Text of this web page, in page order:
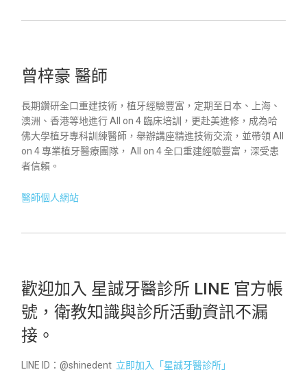
曾梓豪 醫師
長期鑽研全口重建技術，植牙經驗豐富，定期至日本、上海、
澳洲、香港等地進行 All on 4 臨床培訓，更赴美進修，成為哈
佛大學植牙專科訓練醫師，舉辦講座精進技術交流，並帶領 All
on 4 專業植牙醫療團隊， All on 4 全口重建經驗豐富，深受患
者信賴。
醫師個人網站
歡迎加入 星誠牙醫診所 LINE 官方帳
號，衛教知識與診所活動資訊不漏
接。
LINE ID：@shinedent 立即加入「星誠牙醫診所」